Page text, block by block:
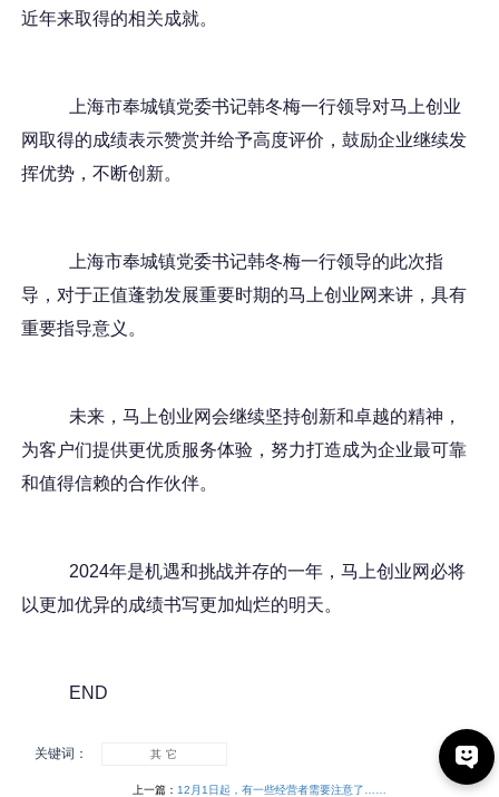
近年来取得的相关成就。
上海市奉城镇党委书记韩冬梅一行领导对马上创业
网取得的成绩表示赞赏并给予高度评价，鼓励企业继续发
挥优势，不断创新。
上海市奉城镇党委书记韩冬梅一行领导的此次指
导，对于正值蓬勃发展重要时期的马上创业网来讲，具有
重要指导意义。
未来，马上创业网会继续坚持创新和卓越的精神，
为客户们提供更优质服务体验，努力打造成为企业最可靠
和值得信赖的合作伙伴。
2024年是机遇和挑战并存的一年，马上创业网必将
以更加优异的成绩书写更加灿烂的明天。
END
关键词： 其 它
上一篇： 12月1日起，有一些经营者需要注意了……